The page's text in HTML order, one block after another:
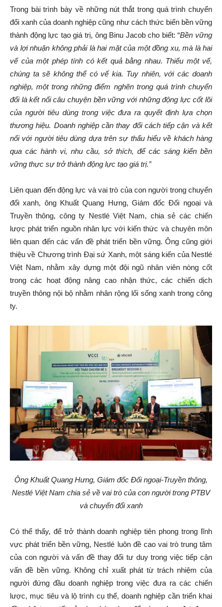
Trong bài trình bày về những nút thắt trong quá trình chuyển
đổi xanh của doanh nghiệp cũng như cách thức biến bền vững
thành động lực tạo giá trị, ông Binu Jacob cho biết: “Bền vững
và lợi nhuận không phải là hai mặt của một đồng xu, mà là hai
vế của một phép tính có kết quả bằng nhau. Thiếu một vế,
chúng ta sẽ không thể có vế kia. Tuy nhiên, với các doanh
nghiệp, một trong những điểm nghẽn trong quá trình chuyển
đổi là kết nối câu chuyện bền vững với những động lực cốt lõi
của người tiêu dùng trong việc đưa ra quyết định lựa chọn
thương hiệu. Doanh nghiệp cần thay đổi cách tiếp cận và kết
nối với người tiêu dùng dựa trên sự thấu hiểu về khách hàng
qua các hành vi, nhu cầu, sở thích, để các sáng kiến bền
vững thực sự trở thành động lực tạo giá trị.”
Liên quan đến động lực và vai trò của con người trong chuyển
đổi xanh, ông Khuất Quang Hưng, Giám đốc Đối ngoại và
Truyền thông, công ty Nestlé Việt Nam, chia sẻ các chiến
lược phát triển nguồn nhân lực với kiến thức và chuyên môn
liên quan đến các vấn đề phát triển bền vững. Ông cũng giới
thiệu về Chương trình Đại sứ Xanh, một sáng kiến của Nestlé
Việt Nam, nhằm xây dựng một đội ngũ nhân viên nòng cốt
trong các hoạt động nâng cao nhận thức, các chiến dịch
truyền thông nội bộ nhằm nhân rộng lối sống xanh trong công
ty.
Ông Khuất Quang Hưng, Giám đốc Đối ngoại-Truyền thông,
Nestlé Việt Nam chia sẻ về vai trò của con người trong PTBV
và chuyển đổi xanh
Có thể thấy, để trở thành doanh nghiệp tiên phong trong lĩnh
vực phát triển bền vững, Nestlé luôn đề cao vai trò trung tâm
của con người và vấn đề thay đổi tư duy trong việc tiếp cận
vấn đề bền vững. Không chỉ xuất phát từ trách nhiệm của
người đứng đầu doanh nghiệp trong việc đưa ra các chiến
lược, mục tiêu và lộ trình cụ thể, doanh nghiệp cần triển khai